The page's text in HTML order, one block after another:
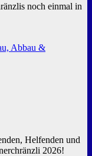
noch einmal in
Abbau &
Helfenden und
2026!